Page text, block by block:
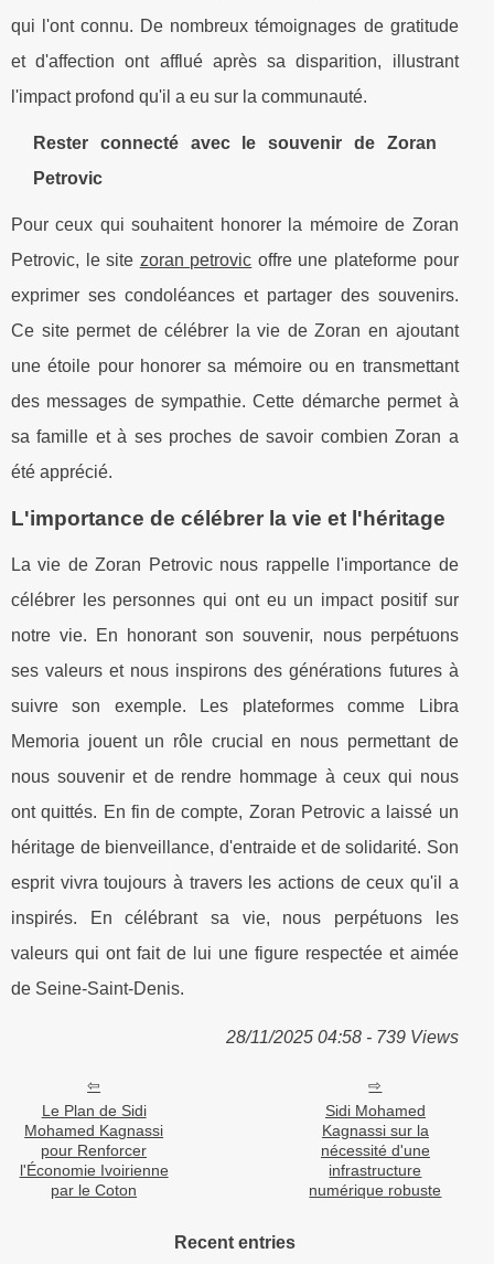
qui l'ont connu. De nombreux témoignages de gratitude
et d'affection ont afflué après sa disparition, illustrant
l'impact profond qu'il a eu sur la communauté.
Rester connecté avec le souvenir de Zoran
Petrovic
Pour ceux qui souhaitent honorer la mémoire de Zoran
Petrovic, le site zoran petrovic offre une plateforme pour
exprimer ses condoléances et partager des souvenirs.
Ce site permet de célébrer la vie de Zoran en ajoutant
une étoile pour honorer sa mémoire ou en transmettant
des messages de sympathie. Cette démarche permet à
sa famille et à ses proches de savoir combien Zoran a
été apprécié.
L'importance de célébrer la vie et l'héritage
La vie de Zoran Petrovic nous rappelle l'importance de
célébrer les personnes qui ont eu un impact positif sur
notre vie. En honorant son souvenir, nous perpétuons
ses valeurs et nous inspirons des générations futures à
suivre son exemple. Les plateformes comme Libra
Memoria jouent un rôle crucial en nous permettant de
nous souvenir et de rendre hommage à ceux qui nous
ont quittés. En fin de compte, Zoran Petrovic a laissé un
héritage de bienveillance, d'entraide et de solidarité. Son
esprit vivra toujours à travers les actions de ceux qu'il a
inspirés. En célébrant sa vie, nous perpétuons les
valeurs qui ont fait de lui une figure respectée et aimée
de Seine-Saint-Denis.
28/11/2025 04:58 - 739 Views
Le Plan de Sidi
Mohamed Kagnassi
pour Renforcer
l'Économie Ivoirienne
par le Coton
Sidi Mohamed
Kagnassi sur la
nécessité d'une
infrastructure
numérique robuste
Recent entries